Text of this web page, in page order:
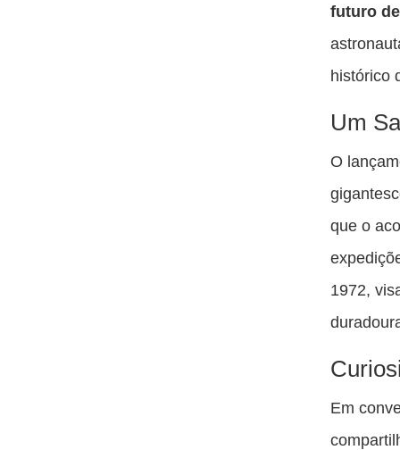
futuro
histórico
Um
O
que o
1972,
Em